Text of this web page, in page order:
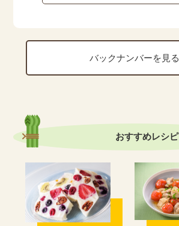
バックナンバーを見る
おすすめレシピ